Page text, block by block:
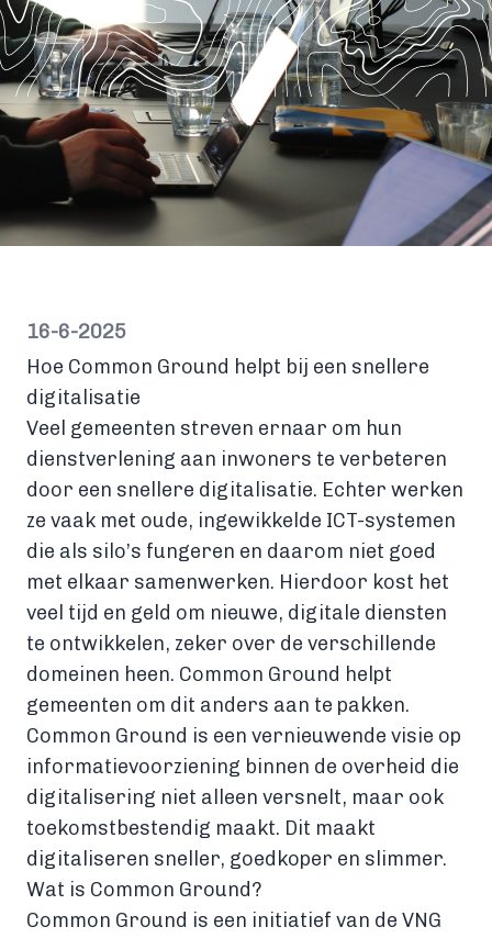
16-6-2025
Hoe Common Ground helpt bij een snellere
digitalisatie
Veel gemeenten streven ernaar om hun
dienstverlening aan inwoners te verbeteren
door een snellere digitalisatie. Echter werken
ze vaak met oude, ingewikkelde ICT-systemen
die als silo’s fungeren en daarom niet goed
met elkaar samenwerken. Hierdoor kost het
veel tijd en geld om nieuwe, digitale diensten
te ontwikkelen, zeker over de verschillende
domeinen heen. Common Ground helpt
gemeenten om dit anders aan te pakken.
Common Ground is een vernieuwende visie op
informatievoorziening binnen de overheid die
digitalisering niet alleen versnelt, maar ook
toekomstbestendig maakt. Dit maakt
digitaliseren sneller, goedkoper en slimmer.
Wat is Common Ground?
Common Ground is een initiatief van de VNG